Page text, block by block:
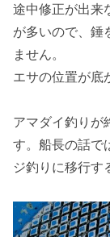
途中修正が出来
が多いので、錘
ません。
エサの位置が底
アマダイ釣りが
す。船長の話で
ジ釣りに移行す